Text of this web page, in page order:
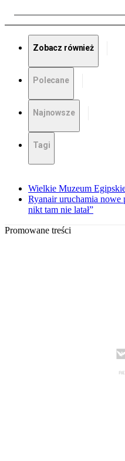
Zobacz również
Polecane
Najnowsze
Tagi
Wielkie Muzeum
Ryanair uruchamia nowe
nikt tam nie latał”
Promowane treści